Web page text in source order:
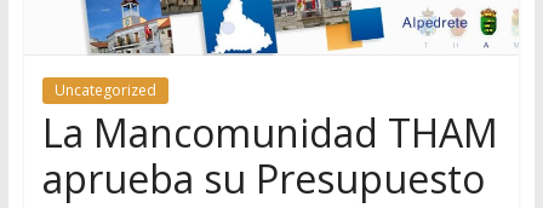
Uncategorized
La Mancomunidad THAM
aprueba su Presupuesto